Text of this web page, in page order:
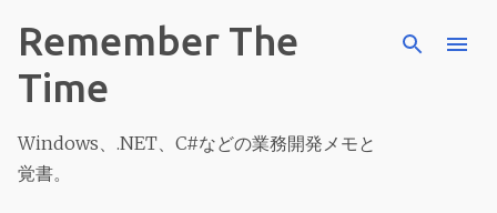
スキップしてメイン コンテンツに移動
Remember The
Time
Windows、.NET、C#などの業務開発メモと
覚書。